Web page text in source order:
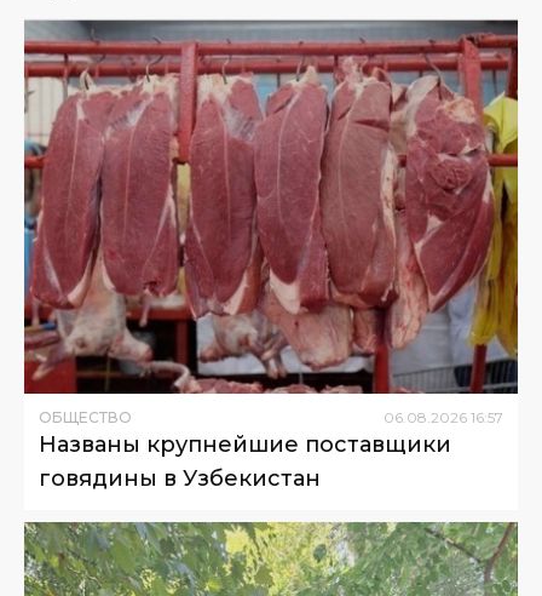
ОБЩЕСТВО 06.08.2026 16:57
Названы крупнейшие поставщики
говядины в Узбекистан